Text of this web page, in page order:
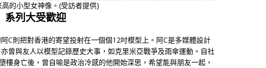
的小型女神像。(受訪者提供)
列大受歡迎
C則把對香港的寄望投射在一個個12吋模型上。阿C是多媒體設計
曾與友人以模型記錄歷史大事，如克里米亞戰爭及雨傘運動。自社
樓身亡後，曾自喻是政治冷感的他開始深思，希望能與朋友一起，